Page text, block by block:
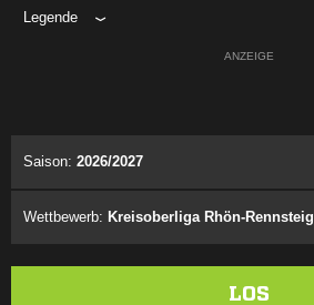
Legende
ANZEIGE
Saison: 2026/2027
Wettbewerb: Kreisoberliga Rhön-Rennsteig
LOS